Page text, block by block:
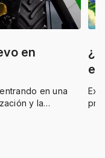
en
en una
y la
a partir